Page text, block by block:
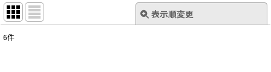
表示順変更
6件